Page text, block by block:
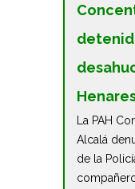
La PAH
Alcalá
de la